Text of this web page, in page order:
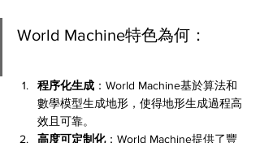
World Machine特色為何：
程序化生成 ：World Machine基於算法和
數學模型生成地形，使得地形生成過程高
效且可靠。
高度可定制化：World Machine提供了豐